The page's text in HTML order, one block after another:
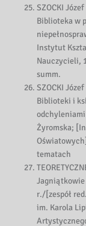
SZOCKI Józef
Biblioteka w
Instytut
Nauczycieli,
summ.
SZOCKI Józef
Biblioteki i
Żyromska;
tematach
Jagniątkowie
r./[zespół
im. Karola